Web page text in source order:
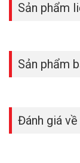
Sản phẩm
Sản phẩm
Đánh giá